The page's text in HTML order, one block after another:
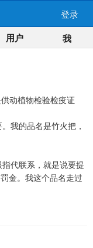
登录
用户 我
动植物检验检疫证
我的品名是竹火把，
代联系，就是说要提
金。我这个品名走过